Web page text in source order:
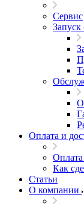
Сервис
Запуск
Оплата и
Оплата
Как
Статьи
О компании